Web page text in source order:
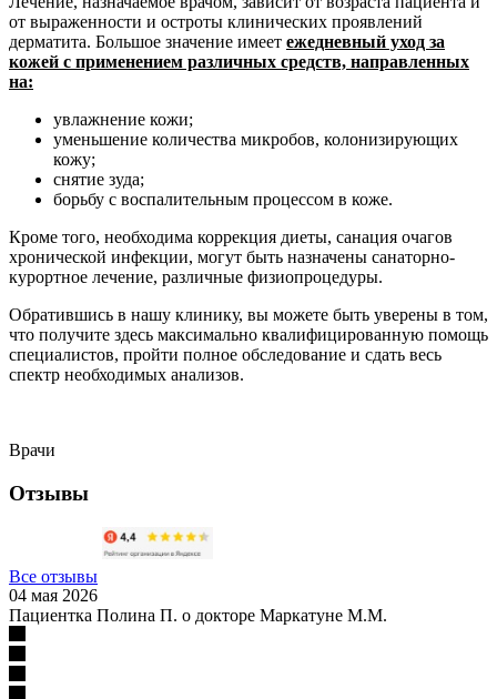
от выраженности и остроты клинических проявлений
дерматита. Большое значение имеет ежедневный уход за
кожей с применением различных средств, направленных
на:
увлажнение кожи;
уменьшение количества микробов, колонизирующих
кожу;
снятие зуда;
борьбу с воспалительным процессом в коже.
Кроме того, необходима коррекция диеты, санация очагов
хронической инфекции, могут быть назначены санаторно-
курортное лечение, различные физиопроцедуры.
Обратившись в нашу клинику, вы можете быть уверены в том,
что получите здесь максимально квалифицированную помощь
специалистов, пройти полное обследование и сдать весь
спектр необходимых анализов.
Врачи
Отзывы
Все отзывы
04 мая 2026
Пациентка Полина П. о докторе Маркатуне М.М.